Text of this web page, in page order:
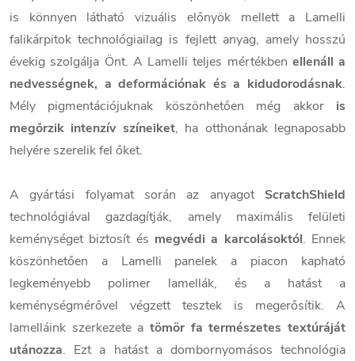
is könnyen látható vizuális előnyök mellett a Lamelli
falikárpitok technológiailag is fejlett anyag, amely hosszú
évekig szolgálja Önt. A Lamelli teljes mértékben ellenáll a
nedvességnek, a deformációnak és a kidudorodásnak.
Mély pigmentációjuknak köszönhetően még akkor is
megőrzik intenzív színeiket, ha otthonának legnaposabb
helyére szerelik fel őket.
A gyártási folyamat során az anyagot ScratchShield
technológiával gazdagítják, amely maximális felületi
keménységet biztosít és megvédi a karcolásoktól. Ennek
köszönhetően a Lamelli panelek a piacon kapható
legkeményebb polimer lamellák, és a hatást a
keménységmérővel végzett tesztek is megerősítik. A
lamelláink szerkezete a tömör fa természetes textúráját
utánozza. Ezt a hatást a dombornyomásos technológia